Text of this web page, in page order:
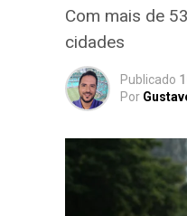
Com mais de
cidades
Publicado
Por